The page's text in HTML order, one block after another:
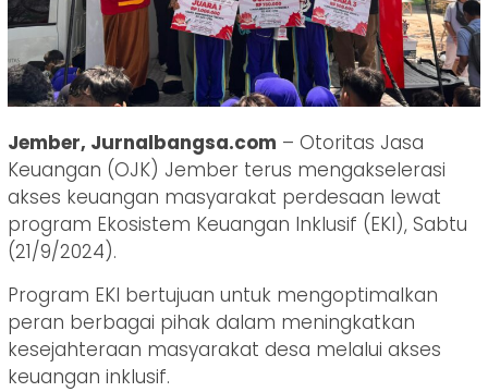
Jember, Jurnalbangsa.com – Otoritas Jasa
Keuangan (OJK) Jember terus mengakselerasi
akses keuangan masyarakat perdesaan lewat
program Ekosistem Keuangan Inklusif (EKI), Sabtu
(21/9/2024).
Program EKI bertujuan untuk mengoptimalkan
peran berbagai pihak dalam meningkatkan
kesejahteraan masyarakat desa melalui akses
keuangan inklusif.